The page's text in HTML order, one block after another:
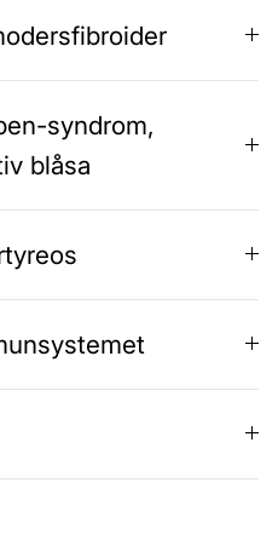
syndrom,
blåsa